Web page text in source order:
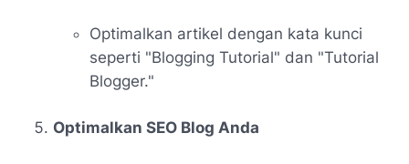
Optimalkan artikel dengan kata kunci
seperti "Blogging Tutorial" dan "Tutorial
Blogger."
Optimalkan SEO Blog Anda